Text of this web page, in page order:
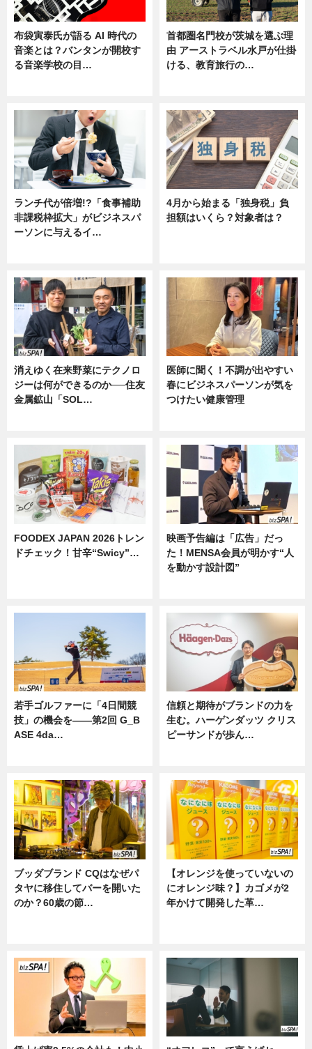
布袋寅泰氏が語る AI 時代の
音楽とは？バンタンが開校す
る音楽学校の目…
首都圏名門校が茨城を選ぶ理
由 アーストラベル水戸が仕掛
ける、教育旅行の…
ランチ代が倍増!?「食事補助
非課税枠拡大」がビジネスパ
ーソンに与えるイ…
4月から始まる「独身税」負
担額はいくら？対象者は？
消えゆく在来野菜にテクノロ
ジーは何ができるのか──住友
金属鉱山「SOL…
医師に聞く！不調が出やすい
春にビジネスパーソンが気を
つけたい健康管理
FOODEX JAPAN 2026トレン
ドチェック！甘辛“Swicy”…
映画予告編は「広告」だっ
た！MENSA会員が明かす“人
を動かす設計図”
若手ゴルファーに「4日間競
技」の機会を——第2回 G_B
ASE 4da…
信頼と期待がブランドの力を
生む。ハーゲンダッツ クリス
ピーサンドが歩ん…
ブッダブランド CQはなぜパ
タヤに移住してバーを開いた
のか？60歳の節…
【オレンジを使っていないの
にオレンジ味？】カゴメが2
年かけて開発した革…